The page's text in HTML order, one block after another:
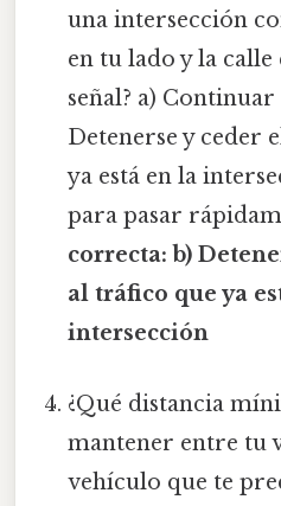
una intersección
en tu lado y la
señal? a)
Detenerse y ceder
ya está en la
para pasar
correcta: b)
al tráfico que ya
intersección
¿Qué distancia
mantener entre tu
vehículo que te